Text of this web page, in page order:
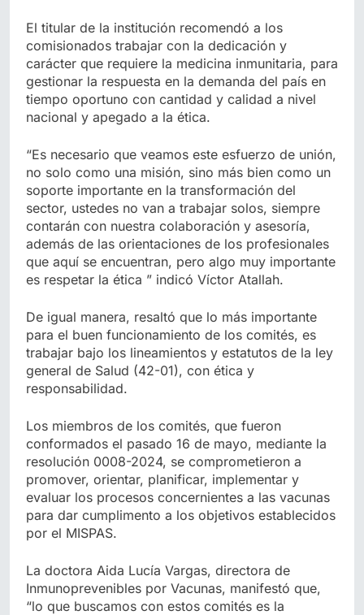
El titular de la institución recomendó a los
comisionados trabajar con la dedicación y
carácter que requiere la medicina inmunitaria, para
gestionar la respuesta en la demanda del país en
tiempo oportuno con cantidad y calidad a nivel
nacional y apegado a la ética.
“Es necesario que veamos este esfuerzo de unión,
no solo como una misión, sino más bien como un
soporte importante en la transformación del
sector, ustedes no van a trabajar solos, siempre
contarán con nuestra colaboración y asesoría,
además de las orientaciones de los profesionales
que aquí se encuentran, pero algo muy importante
es respetar la ética ” indicó Víctor Atallah.
De igual manera, resaltó que lo más importante
para el buen funcionamiento de los comités, es
trabajar bajo los lineamientos y estatutos de la ley
general de Salud (42-01), con ética y
responsabilidad.
Los miembros de los comités, que fueron
conformados el pasado 16 de mayo, mediante la
resolución 0008-2024, se comprometieron a
promover, orientar, planificar, implementar y
evaluar los procesos concernientes a las vacunas
para dar cumplimento a los objetivos establecidos
por el MISPAS.
La doctora Aida Lucía Vargas, directora de
Inmunoprevenibles por Vacunas, manifestó que,
“lo que buscamos con estos comités es la